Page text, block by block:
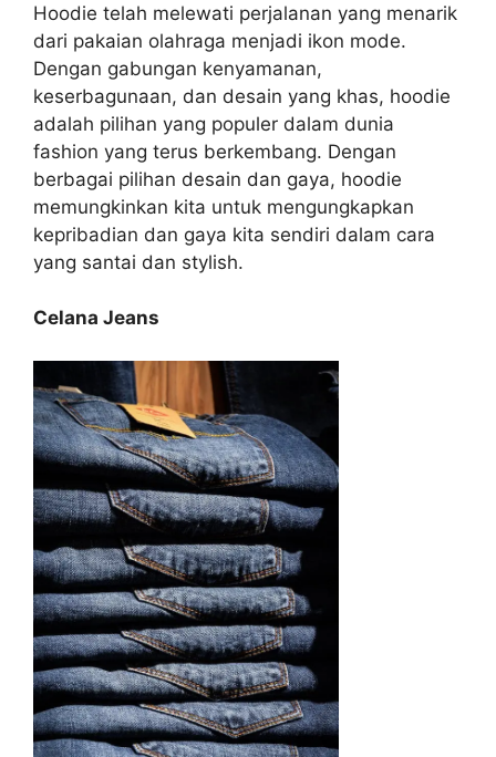
Hoodie telah melewati perjalanan yang menarik
dari pakaian olahraga menjadi ikon mode.
Dengan gabungan kenyamanan,
keserbagunaan, dan desain yang khas, hoodie
adalah pilihan yang populer dalam dunia
fashion yang terus berkembang. Dengan
berbagai pilihan desain dan gaya, hoodie
memungkinkan kita untuk mengungkapkan
kepribadian dan gaya kita sendiri dalam cara
yang santai dan stylish.
Celana Jeans